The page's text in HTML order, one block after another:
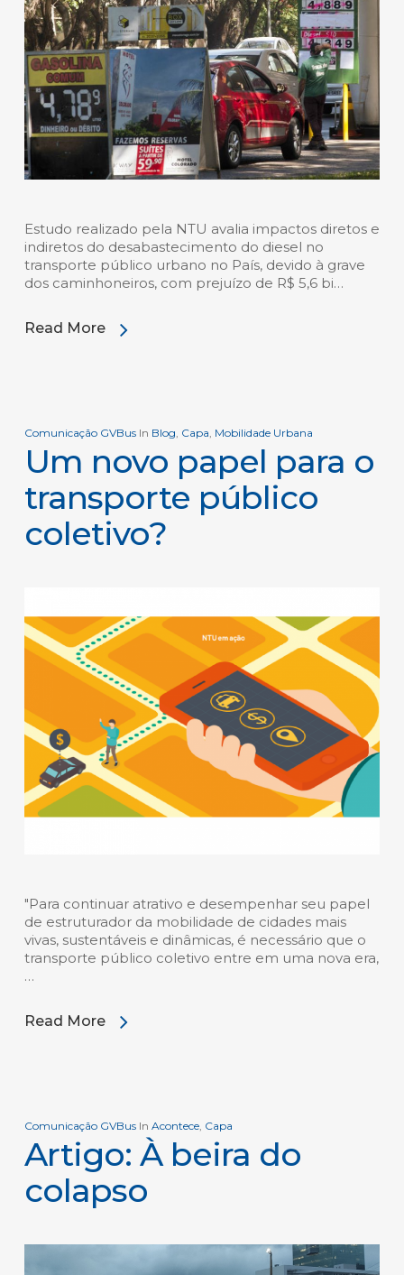
Estudo realizado pela NTU avalia impactos diretos e
indiretos do desabastecimento do diesel no
transporte público urbano no País, devido à grave
dos caminhoneiros, com prejuízo de R$ 5,6 bi…
Read More
Comunicação GVBus In Blog, Capa, Mobilidade Urbana
Um novo papel para o
transporte público
coletivo?
"Para continuar atrativo e desempenhar seu papel
de estruturador da mobilidade de cidades mais
vivas, sustentáveis e dinâmicas, é necessário que o
transporte público coletivo entre em uma nova era,
…
Read More
Comunicação GVBus In Acontece, Capa
Artigo: À beira do
colapso